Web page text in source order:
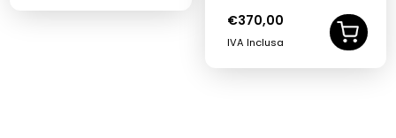
€370,00
IVA Inclusa